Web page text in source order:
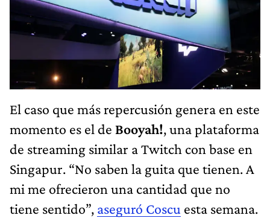
El caso que más repercusión genera en este
momento es el de Booyah!, una plataforma
de streaming similar a Twitch con base en
Singapur. “No saben la guita que tienen. A
mi me ofrecieron una cantidad que no
tiene sentido”, aseguró Coscu esta semana.